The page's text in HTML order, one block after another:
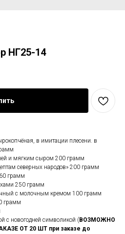
НГ25-14
в имитации плесени. в
и мягким сыром 200 грамм
северных народов» 200 грамм
грамм
250 грамм
с молочным кремом 100 грамм
грамм
с новогодней символикой ( ВОЗМОЖНО
ОТ 20 ШТ при заказе до